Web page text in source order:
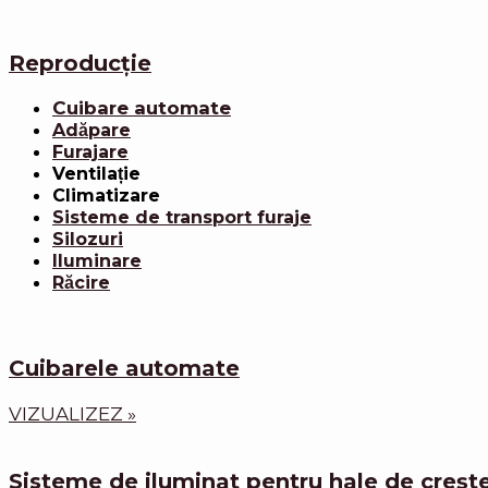
Reproducție
Cuibare automate
Adăpare
Furajare
Ventilație
Climatizare
Sisteme de transport furaje
Silozuri
Iluminare
Răcire
Cuibarele automate
VIZUALIZEZ »
Sisteme de iluminat pentru hale de